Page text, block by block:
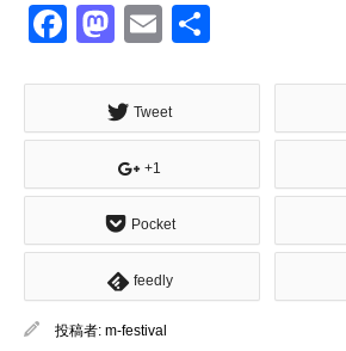
Facebook
Mastodon
Email
Tweet
+1
Pocket
feedly
投稿者: m-festival